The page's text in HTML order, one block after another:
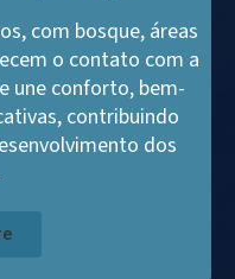
com bosque, áreas
o contato com a
une conforto, bem-
contribuindo
dos